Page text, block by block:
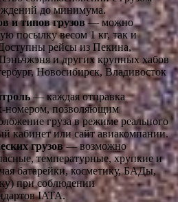
до минимума.
и типов грузов— можно
посылку весом 1 кг, так и
рейсы из Пекина,
и других крупных хабов
Новосибирск, Владивосток
— каждая отправка
номером, позволяющим
груза в режиме реального
кабинет или сайт авиакомпании.
грузов— возможно
температурные, хрупкие и
батарейки, косметику, БАДы,
при соблюдении
IATA.